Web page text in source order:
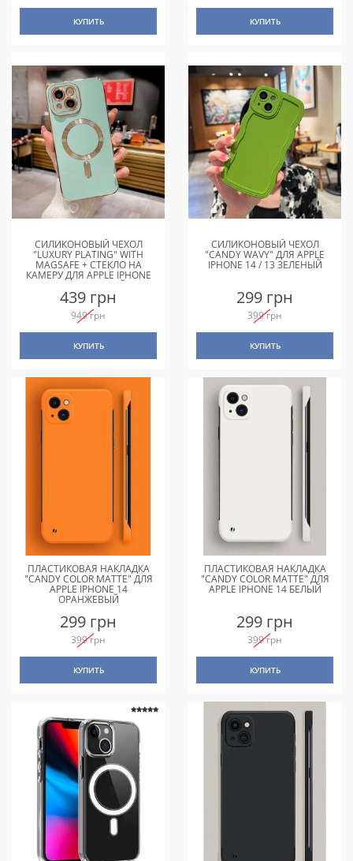
КУПИТЬ КУПИТЬ
СИЛИКОНОВЫЙ ЧЕХОЛ
"LUXURY PLATING" WITH
MAGSAFE + СТЕКЛО НА
КАМЕРУ ДЛЯ APPLE IPHONE
14 БИРЮЗОВЫЙ
439 грн
949 грн
КУПИТЬ
СИЛИКОНОВЫЙ ЧЕХОЛ
"CANDY WAVY" ДЛЯ APPLE
IPHONE 14 / 13 ЗЕЛЕНЫЙ
299 грн
399 грн
КУПИТЬ
ПЛАСТИКОВАЯ НАКЛАДКА
"CANDY COLOR MATTE" ДЛЯ
APPLE IPHONE 14
ОРАНЖЕВЫЙ
299 грн
399 грн
КУПИТЬ
ПЛАСТИКОВАЯ НАКЛАДКА
"CANDY COLOR MATTE" ДЛЯ
APPLE IPHONE 14 БЕЛЫЙ
299 грн
399 грн
КУПИТЬ